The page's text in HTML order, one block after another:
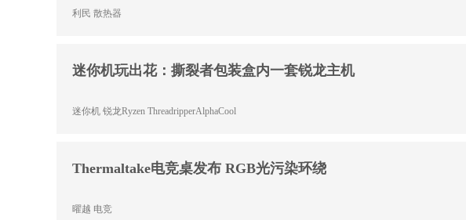
利民 散热器
迷你机玩出花：撕裂者包装盒内一套锐龙主机
迷你机 锐龙Ryzen ThreadripperAlphaCool
Thermaltake电竞桌发布 RGB光污染环绕
曜越 电竞